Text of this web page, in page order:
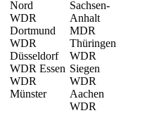
Nord
WDR
Dortmund
WDR
Düsseldorf
WDR Essen
WDR
Münster
Sachsen-
Anhalt
MDR
Thüringen
WDR
Siegen
WDR
Aachen
WDR